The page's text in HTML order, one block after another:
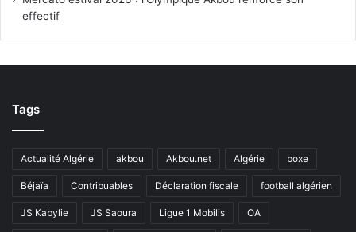
effectif
Tags
Actualité Algérie akbou Akbou.net Algérie boxe
Béjaïa Contribuables Déclaration fiscale football algérien
JS Kabylie JS Saoura Ligue 1 Mobilis OA